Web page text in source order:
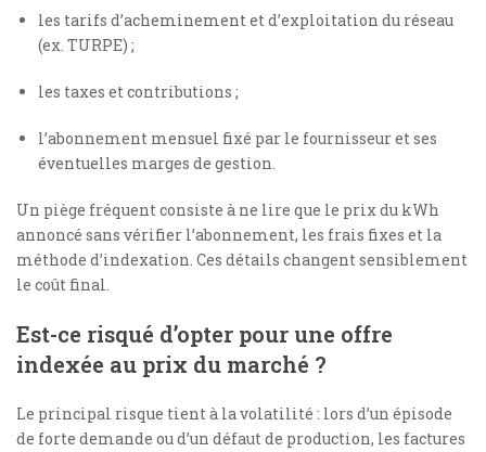
les tarifs d’acheminement et d’exploitation du réseau
(ex. TURPE) ;
les taxes et contributions ;
l’abonnement mensuel fixé par le fournisseur et ses
éventuelles marges de gestion.
Un piège fréquent consiste à ne lire que le prix du kWh
annoncé sans vérifier l’abonnement, les frais fixes et la
méthode d’indexation. Ces détails changent sensiblement
le coût final.
Est-ce risqué d’opter pour une offre
indexée au prix du marché ?
Le principal risque tient à la volatilité : lors d’un épisode
de forte demande ou d’un défaut de production, les factures